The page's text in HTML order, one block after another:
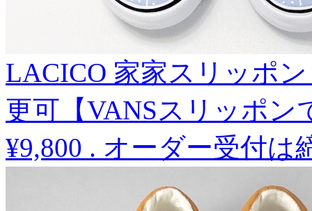
LACICO 家家スリッポ
更可【VANSスリッポン
¥9,800 . オーダー受付は